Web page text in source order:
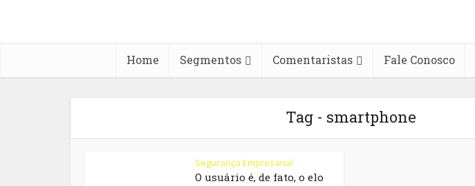
Home Segmentos Comentaristas Fale Conosco
Tag - smartphone
Segurança Empresarial
O usuário é, de fato, o elo